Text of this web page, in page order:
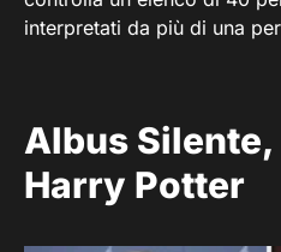
interpretati da più di una
Albus
Harry Potter